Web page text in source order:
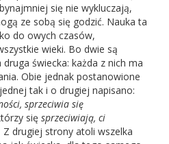
się nie wykluczają,
ze sobą się godzić. Nauka ta
do owych czasów,
wieki. Bo dwie są
świecka: każda z nich ma
Obie jednak postanowione
tak i o drugiej napisano:
sprzeciwia się
się sprzeciwiają, ci
Z drugiej strony atoli wszelka